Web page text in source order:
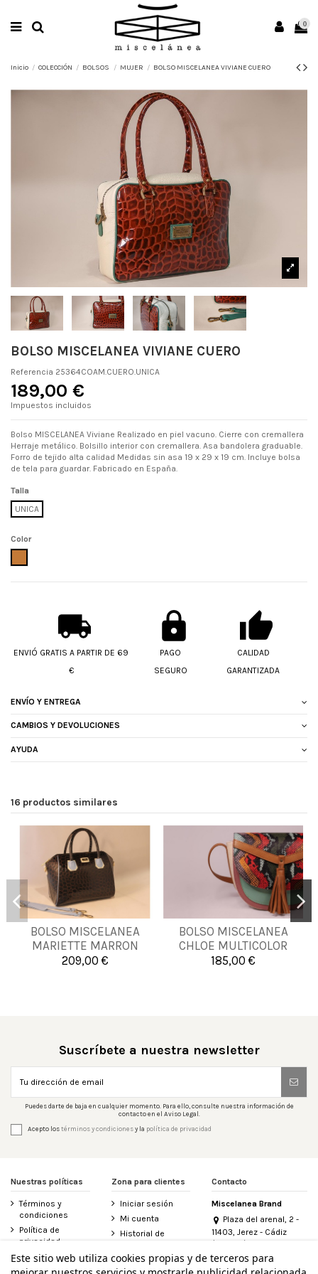
0
Inicio COLECCIÓN BOLSOS MUJER BOLSO MISCELANEA VIVIANE CUERO
BOLSO MISCELANEA VIVIANE CUERO
Referencia 25364COAM.CUERO.UNICA
189,00 €
Impuestos incluidos
Bolso MISCELANEA Viviane Realizado en piel vacuno. Cierre con cremallera
Herraje metálico. Bolsillo interior con cremallera. Asa bandolera graduable.
Forro de tejido alta calidad Medidas sin asa 19 x 29 x 19 cm. Incluye bolsa
de tela para guardar. Fabricado en España.
Talla
UNICA
Color
ENVIÓ GRATIS A PARTIR DE 69
€
PAGO
SEGURO
CALIDAD
GARANTIZADA
ENVÍO Y ENTREGA
CAMBIOS Y DEVOLUCIONES
AYUDA
16 productos similares
BOLSO MISCELANEA
MARIETTE MARRON
209,00 €
UNICA
Añadir al carrito
BOLSO MISCELANEA
CHLOE MULTICOLOR
185,00 €
UNICA
Añadir al carrito
Suscríbete a nuestra newsletter
Puedes darte de baja en cualquier momento. Para ello, consulte nuestra información de
contacto en el Aviso Legal.
Acepto lostérminos y condicionesy la política de privacidad
Nuestras políticas
Términos y
condiciones
Política de
privacidad
Aviso legal
Política de
Zona para clientes
Iniciar sesión
Mi cuenta
Historial de
Contacte con
nosotros
Contacto
Miscelanea Brand
Plaza del arenal, 2 -
11403, Jerez - Cádiz
(España)
956 155 340
Este sitio web utiliza cookies propias y de terceros para